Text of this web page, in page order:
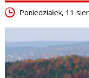
Poniedziałek, 11